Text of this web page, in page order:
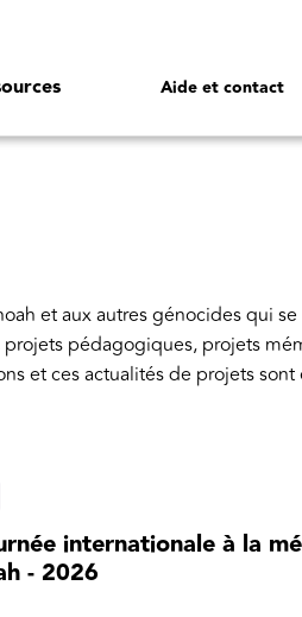
Aide et contact
et aux autres génocides qui
pédagogiques, projets
et ces actualités de projets
internationale à la
- 2026